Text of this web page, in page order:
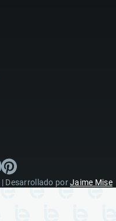
Desarrollado porJaime Mise